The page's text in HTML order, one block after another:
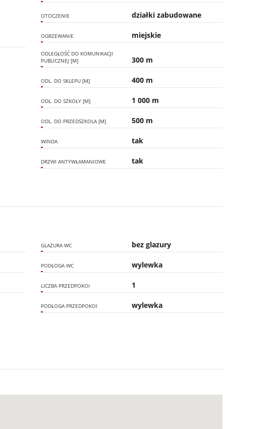
OTOCZENIE działki zabudowane
OGRZEWANIE miejskie
ODLEGŁOŚĆ DO KOMUNIKACJI
PUBLICZNEJ [M]
300 m
ODL. DO SKLEPU [M] 400 m
ODL. DO SZKOŁY [M] 1 000 m
ODL. DO PRZEDSZKOLA [M] 500 m
WINDA tak
DRZWI ANTYWŁAMANIOWE tak
GLAZURA WC bez glazury
PODŁOGA WC wylewka
LICZBA PRZEDPOKOI 1
PODŁOGA PRZEDPOKOI wylewka